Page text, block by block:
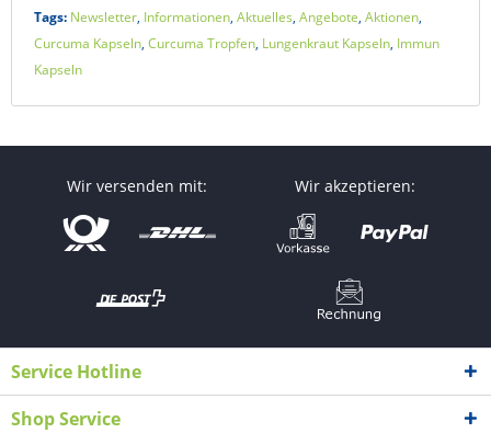
Tags: Newsletter, Informationen, Aktuelles, Angebote, Aktionen,
Curcuma Kapseln, Curcuma Tropfen, Lungenkraut Kapseln, Immun
Kapseln
Wir versenden mit: Wir akzeptieren:
Service Hotline
Shop Service